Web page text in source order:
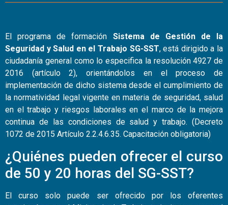
El programa de formación Sistema de Gestión de la
Seguridad y Salud en el Trabajo SG-SST, está dirigido a la
ciudadanía general como lo especifica la resolución 4927 de
2016 (artículo 2), orientándolos en el proceso de
implementación de dicho sistema desde el cumplimiento de
la normatividad legal vigente en materia de seguridad, salud
en el trabajo y riesgos laborales en el marco de la mejora
continua de las condiciones de salud y trabajo. (Decreto
1072 de 2015 Artículo 2.2.4.6.35. Capacitación obligatoria)
¿Quiénes pueden ofrecer el curso
de 50 y 20 horas del SG-SST?
El curso solo puede ser ofrecido por los oferentes